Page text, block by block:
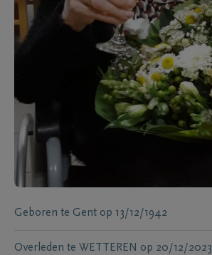
Geboren te Gent op 13/12/1942
Overleden te WETTEREN op 20/12/2023